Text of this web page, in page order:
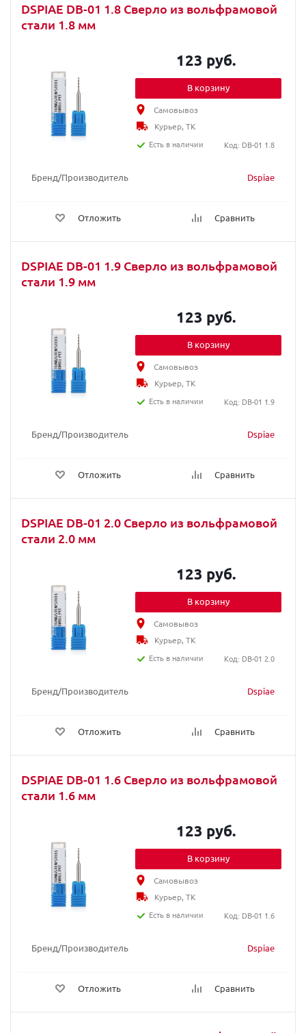
DSPIAE DB-01 1.8 Сверло из вольфрамовой
стали 1.8 мм
Бренд/Производитель Dspiae
Отложить Сравнить
123 руб.
В корзину
Самовывоз
Курьер, ТК
Есть в наличии
Код: DB-01 1.8
DSPIAE DB-01 1.9 Сверло из вольфрамовой
стали 1.9 мм
Бренд/Производитель Dspiae
Отложить Сравнить
123 руб.
В корзину
Самовывоз
Курьер, ТК
Есть в наличии
Код: DB-01 1.9
DSPIAE DB-01 2.0 Сверло из вольфрамовой
стали 2.0 мм
Бренд/Производитель Dspiae
Отложить Сравнить
123 руб.
В корзину
Самовывоз
Курьер, ТК
Есть в наличии
Код: DB-01 2.0
DSPIAE DB-01 1.6 Сверло из вольфрамовой
стали 1.6 мм
Бренд/Производитель Dspiae
Отложить Сравнить
123 руб.
В корзину
Самовывоз
Курьер, ТК
Есть в наличии
Код: DB-01 1.6